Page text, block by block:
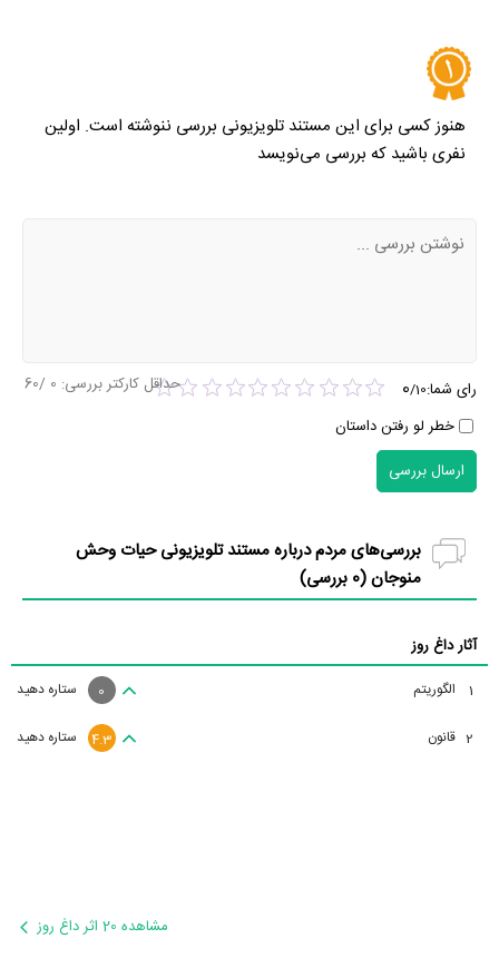
هنوز کسی برای این مستند تلویزیونی بررسی ننوشته است. اولین
نفری باشید که بررسی می‌نویسد
رای شما: 0/10
خطر لو رفتن داستان
حداقل کارکتر بررسی: 0
/60
ارسال بررسی
بررسی‌های مردم درباره مستند تلویزیونی حیات وحش
منوجان (0 بررسی)
آثار داغ روز
1 الگوریتم ستاره دهید 0
2 قانون ستاره دهید 4.3
مشاهده 20 اثر داغ روز